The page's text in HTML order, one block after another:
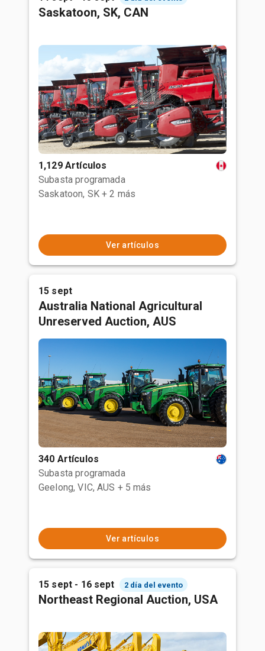
Saskatoon, SK, CAN
1,129 Artículos
Subasta programada
Saskatoon, SK + 2 más
Ver artículos
15 sept
Australia National Agricultural
Unreserved Auction, AUS
340 Artículos
Subasta programada
Geelong, VIC, AUS + 5 más
Ver artículos
15 sept - 16 sept 2 día del evento
Northeast Regional Auction, USA